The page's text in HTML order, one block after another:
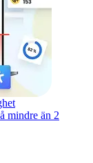
mindre än 2